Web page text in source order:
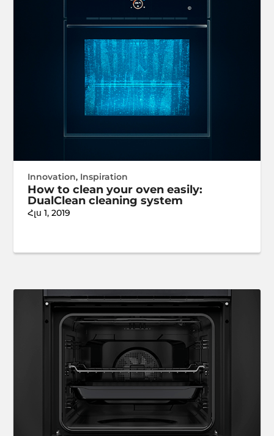
Innovation, Inspiration
How to clean your oven easily:
DualClean cleaning system
Հլս 1, 2019